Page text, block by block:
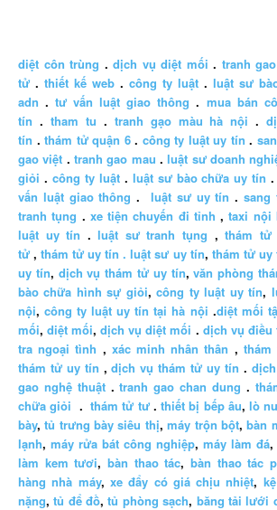
diệt côn trùng .dịch vụ diệt mối . tranh gao
tử . thiết kế web . công ty luật . luật sư
adn .tư vấn luật giao thông . mua bán
tín . tham tu . tranh gạo màu hà nội .
tín .thám tử quận 6. công ty luật uy tín .
gao việt .tranh gao mau .luật sư doanh
giỏi . công ty luật. luật sư bào chữa uy tín
vấn luật giao thông . luật sư uy tín .sang
tranh tụng . xe tiện chuyến đi tỉnh ,taxi nội
luật uy tín .luật sư tranh tụng ,thám tử
tử ,thám tử uy tín . luật sư uy tín, thám tử uy
uy tín, dịch vụ thám tử uy tín,văn phòng
bào chữa hình sự giỏi,công ty luật uy tín,
nội,công ty luật uy tín tại hà nội .diệt mối
mối,diệt mối,dịch vụ diệt mối . dịch vụ điều
tra ngoại tình , xác minh nhân thân ,
thám tử uy tín ,dịch vụ thám tử uy tín .
gao nghệ thuật.tranh gao chan dung .
chữa giỏi .thám tử tư.thiết bị bếp âu,lò
bày,tủ trưng bày siêu thị,máy trộn bột,bàn
lạnh, máy rửa bát công nghiệp, máy làm đá,
làm kem tươi,bàn thao tác,bàn thao tác
hàng nhà máy, xe đẩy có giá chịu nhiệt,
nặng,tủ để đồ,tủ phòng sạch, băng tải lưới